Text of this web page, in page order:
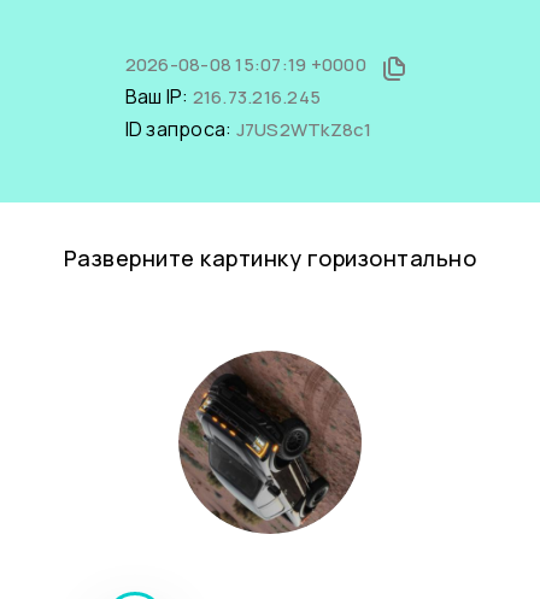
2026-08-08 15:07:19 +0000
Ваш IP: 216.73.216.245
ID запроса: J7US2WTkZ8c1
Разверните картинку горизонтально